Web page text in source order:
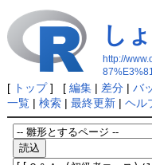
し
http://
[ トップ] [ 編集| 差分| バ
一覧| 検索| 最終更新| ヘル